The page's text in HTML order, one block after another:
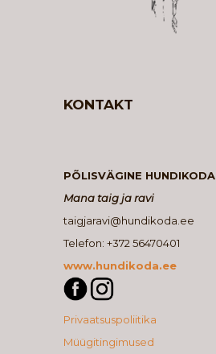
KONTAKT
PÕLISVÄGINE HUNDIKODA
Mana taig ja ravi
taigjaravi@hundikoda.ee
Telefon: +372 56470401
www.hundikoda.ee
Privaatsuspoliitika
Müügitingimused